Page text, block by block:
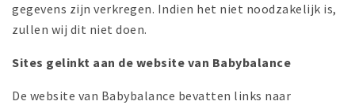
gegevens zijn verkregen. Indien het niet noodzakelijk is,
zullen wij dit niet doen.
Sites gelinkt aan de website van Babybalance
De website van Babybalance bevatten links naar